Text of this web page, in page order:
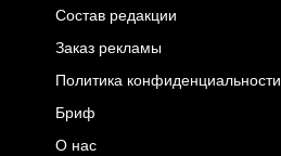
Состав редакции
Заказ рекламы
Политика конфиденциальности
Бриф
О нас